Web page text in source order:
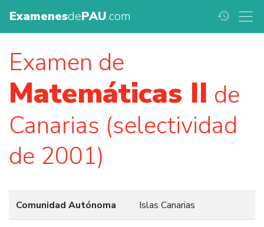
ExamenesdePAU.com history
Examen de
Matemáticas II de
Canarias (selectividad
de 2001)
Comunidad Autónoma Islas Canarias